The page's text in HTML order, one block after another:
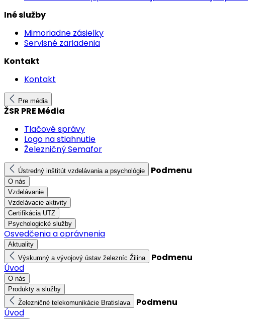
Iné služby
Mimoriadne zásielky
Servisné zariadenia
Kontakt
Kontakt
Pre média
ŽSR PRE Média
Tlačové správy
Logo na stiahnutie
Železničný Semafor
Ústredný inštitút vzdelávania a psychológie Podmenu
O nás
Vzdelávanie
Vzdelávacie aktivity
Certifikácia UTZ
Psychologické služby
Osvedčenia a oprávnenia
Aktuality
Výskumný a vývojový ústav železníc Žilina
Podmenu
Úvod
O nás
Produkty a služby
Železničné telekomunikácie Bratislava
Podmenu
Úvod